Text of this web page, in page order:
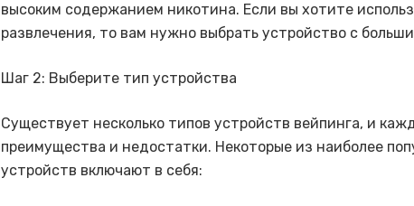
высоким содержанием никотина. Если вы хотите
развлечения, то вам нужно выбрать устройство с
Шаг 2: Выберите тип устройства
Существует несколько типов устройств вейпинга, и
преимущества и недостатки. Некоторые из наиболее
устройств включают в себя: